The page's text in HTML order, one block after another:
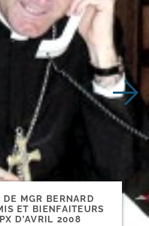
DE MGR BERNARD
ET BIENFAITEURS
D’AVRIL 2008